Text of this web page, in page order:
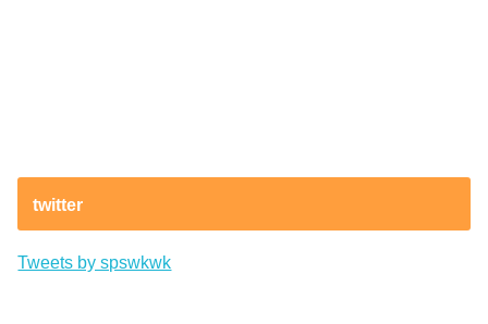
twitter
Tweets by spswkwk